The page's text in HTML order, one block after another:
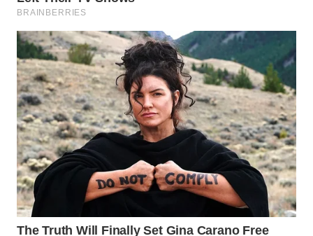
WN
TAPANULI
SELATAN
WN
TANJUNG
LESUNG
WN
KARO
SIMALUNGUN